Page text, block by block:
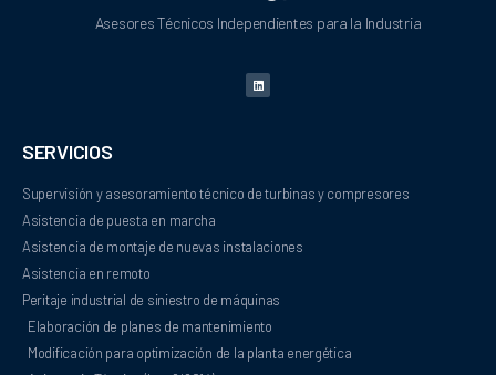
Asesores Técnicos Independientes para la Industria
SERVICIOS
Supervisión y asesoramiento técnico de turbinas y compresores
Asistencia de puesta en marcha
Asistencia de montaje de nuevas instalaciones
Asistencia en remoto
Peritaje industrial de siniestro de máquinas
Elaboración de planes de mantenimiento
Modificación para optimización de la planta energética